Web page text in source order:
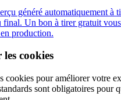
généré automatiquement à
final. Un bon à tirer gratuit
production.
cookies
cookies pour améliorer votre
sont obligatoires pour